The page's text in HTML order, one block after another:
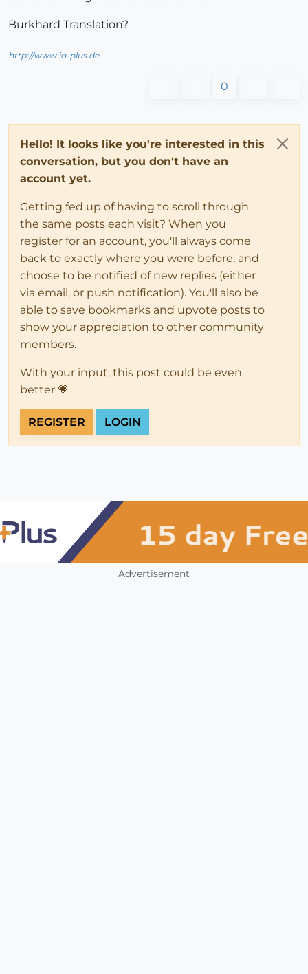
Burkhard Translation?
http://www.ia-plus.de
0
Hello! It looks like you're interested in this
conversation, but you don't have an
account yet.
Getting fed up of having to scroll through
the same posts each visit? When you
register for an account, you'll always come
back to exactly where you were before, and
choose to be notified of new replies (either
via email, or push notification). You'll also be
able to save bookmarks and upvote posts to
show your appreciation to other community
members.
With your input, this post could be even
better 💗
REGISTER LOGIN
Advertisement